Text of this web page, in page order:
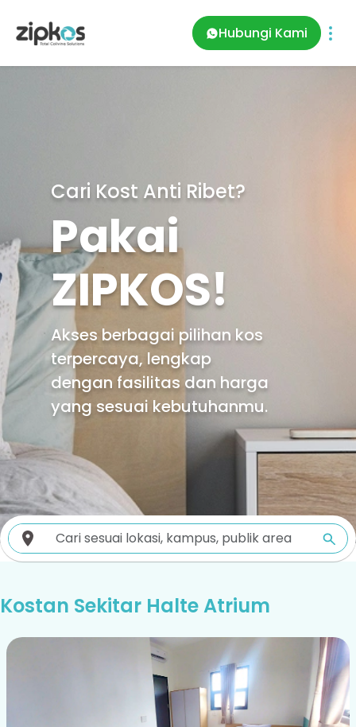
Hubungi Kami
Cari Kost Anti Ribet?
Pakai
ZIPKOS!
Akses berbagai pilihan kos
terpercaya, lengkap
dengan fasilitas dan harga
yang sesuai kebutuhanmu.
Kostan Sekitar Halte Atrium